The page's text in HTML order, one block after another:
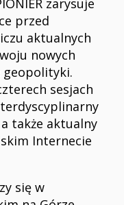
zarysuje
przed
aktualnych
nowych
geopolityki.
sesjach
także aktualny
Internecie
się w